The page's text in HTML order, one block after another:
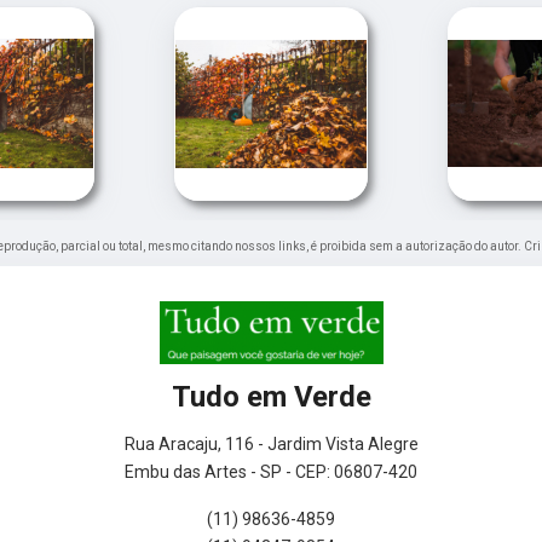
parcial ou total, mesmo citando nossos links, é proibida sem a autorização do autor.
Tudo em Verde
Rua Aracaju, 116 - Jardim Vista Alegre
Embu das Artes - SP - CEP: 06807-420
(11) 98636-4859